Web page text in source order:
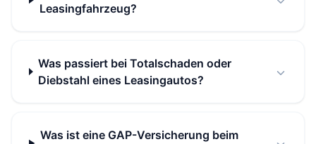
Leasingfahrzeug?
Was passiert bei Totalschaden oder
Diebstahl eines Leasingautos?
Was ist eine GAP-Versicherung beim